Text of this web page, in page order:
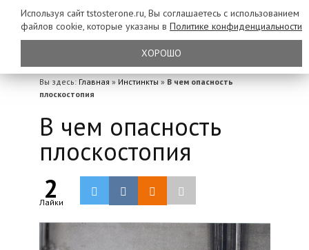
Вы здесь: Главная » Инстинкты » В чем опасность
плоскостопия
В чем опасность
плоскостопия
2
Лайки
Используя сайт tstosterone.ru, Вы соглашаетесь с использованием
файлов cookie, которые указаны в Политике конфиденциальности
ХОРОШО